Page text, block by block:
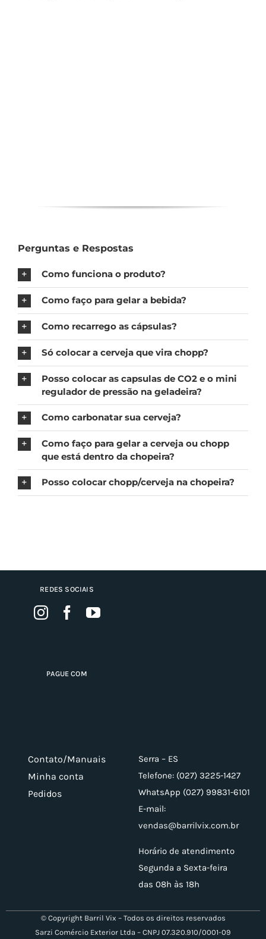
Perguntas e Respostas
Como funciona o produto?
Como faço para gelar a bebida?
Como recarrego as cápsulas?
Só colocar a cerveja que vira chopp?
Posso colocar as capsulas de CO2 e o mini
regulador de pressão na geladeira?
Como carbonatar sua cerveja?
Como faço para gelar a cerveja ou chopp
que está dentro da chopeira?
Posso colocar chopp/cerveja na chopeira?
REDES SOCIAIS
PAGUE COM
Contato/Manuais
Minha conta
Pedidos
Serra – ES
Telefone: (027) 3225-1427
WhatsApp (027) 99831-6101
E-mail:
vendas@barrilvix.com.br
Horário de atendimento
Segunda a Sexta-feira
das 08h às 18h
© Copyright Barril Vix – Todos os direitos reservados
Sarzi Comércio Exterior Ltda – CNPJ 07.320.910/0001-09